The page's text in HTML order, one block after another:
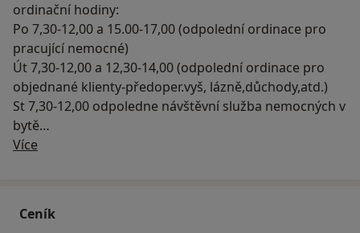
ordinační hodiny:
Po 7,30-12,00 a 15.00-17,00 (odpolední ordinace pro
pracující nemocné)
Út 7,30-12,00 a 12,30-14,00 (odpolední ordinace pro
objednané klienty-předoper.vyš, lázně,důchody,atd.)
St 7,30-12,00 odpoledne návštěvní služba nemocných v
bytě
možná elektronicky,e-mail:pribulova@quick.cz
Více
Ceník